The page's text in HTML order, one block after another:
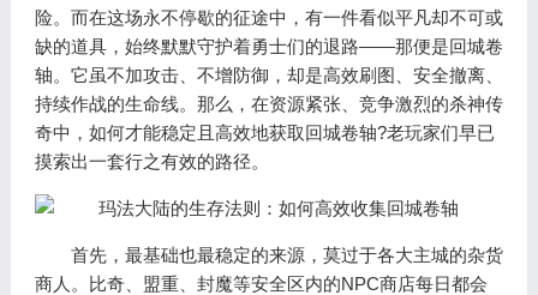
险。而在这场永不停歇的征途中，有一件看似平凡却不可或
缺的道具，始终默默守护着勇士们的退路——那便是回城卷
轴。它虽不加攻击、不增防御，却是高效刷图、安全撤离、
持续作战的生命线。那么，在资源紧张、竞争激烈的杀神传
奇中，如何才能稳定且高效地获取回城卷轴?老玩家们早已
摸索出一套行之有效的路径。
首先，最基础也最稳定的来源，莫过于各大主城的杂货
商人。比奇、盟重、封魔等安全区内的NPC商店每日都会